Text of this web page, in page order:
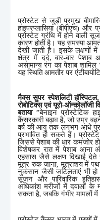
प्रोस्टेट से जुड़ी प्रमुख
हाइपरप्लासिया (बीपीएच)
प्रोस्टेट ग्रंथि में होने वाली
कारण होती है। यह समस्या
देखी जाती है। इसके लक्षणों
क्षेत्र में दर्द,बार-बार पेशाब
असामान्य रंग का पेशाब
यह स्थिति आमतौर पर
मैक्स सुपर स्पेशलिटी हॉस्पिटल
रोबोटिक्स एवं यूरो-ऑन्कोलॉजी
बताया ”बेनाइन प्रोस्टेटिक
कैंसरकारी बढ़ाव है,जो उम्र
वर्ष की आयु तक लगभग आधे
प्रभावित हो सकते हैं।
जिससे पेशाब की धार कमजोर
विशेषकर रात में पेशाब आना
एहसास जैसे लक्षण दिखाई देते
मूत्र रुक जाना,मूत्राशय में
नुकसान जैसी जटिलताएं भी
सूजन और पारिवारिक
अधिकांश मरीजों में दवाओं के
सकता है,जबकि गंभीर मामलों